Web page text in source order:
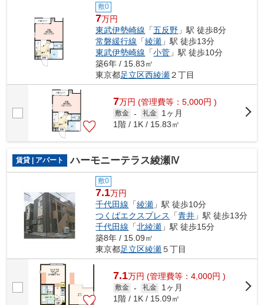
敷0
7万円
東武伊勢崎線 「五反野 」駅 徒歩8分
常磐緩行線 「綾瀬 」駅 徒歩13分
東武伊勢崎線 「小菅 」駅 徒歩10分
築6年 / 15.83㎡
東京都足立区西綾瀬２丁目
7万円 (管理費等：5,000円 )
敷金 - 礼金
1ヶ月
1階 / 1K / 15.83㎡
賃貸 | アパート ハーモニーテラス綾瀬Ⅳ
敷0
7.1万円
千代田線 「綾瀬 」駅 徒歩10分
つくばエクスプレス
「青井 」駅 徒歩13分
千代田線 「北綾瀬 」駅 徒歩15分
築8年 / 15.09㎡
東京都足立区綾瀬５丁目
7.1万円 (管理費等：4,000円 )
敷金 - 礼金
1ヶ月
1階 / 1K / 15.09㎡